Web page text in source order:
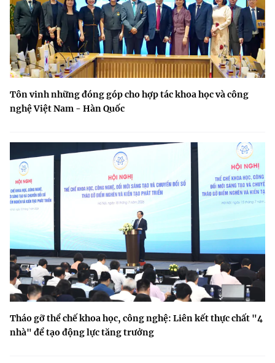
Tôn vinh những đóng góp cho hợp tác khoa học và công
nghệ Việt Nam - Hàn Quốc
Tháo gỡ thể chế khoa học, công nghệ: Liên kết thực chất "4
nhà" để tạo động lực tăng trưởng